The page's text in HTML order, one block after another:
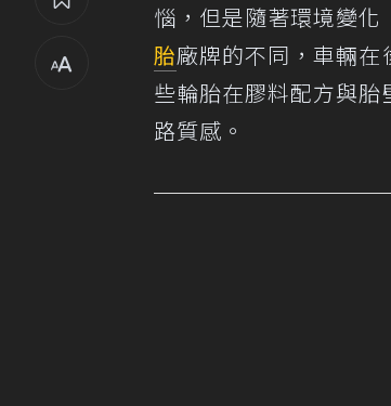
惱，但是隨著環境變
胎廠牌的不同，車輛在
些輪胎在膠料配方與
路質感。